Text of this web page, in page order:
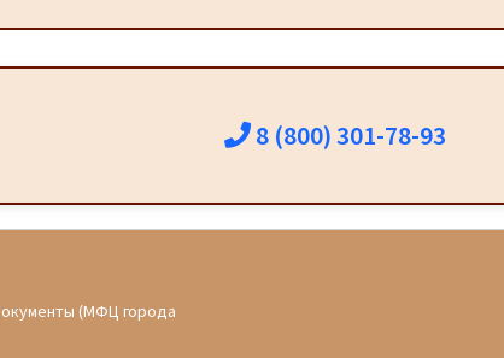
8 (800) 301-78-93
(МФЦ города